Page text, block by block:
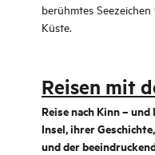
berühmtes
Küste.
Reisen mit
Reise nach Kinn –
Insel, ihrer
und der